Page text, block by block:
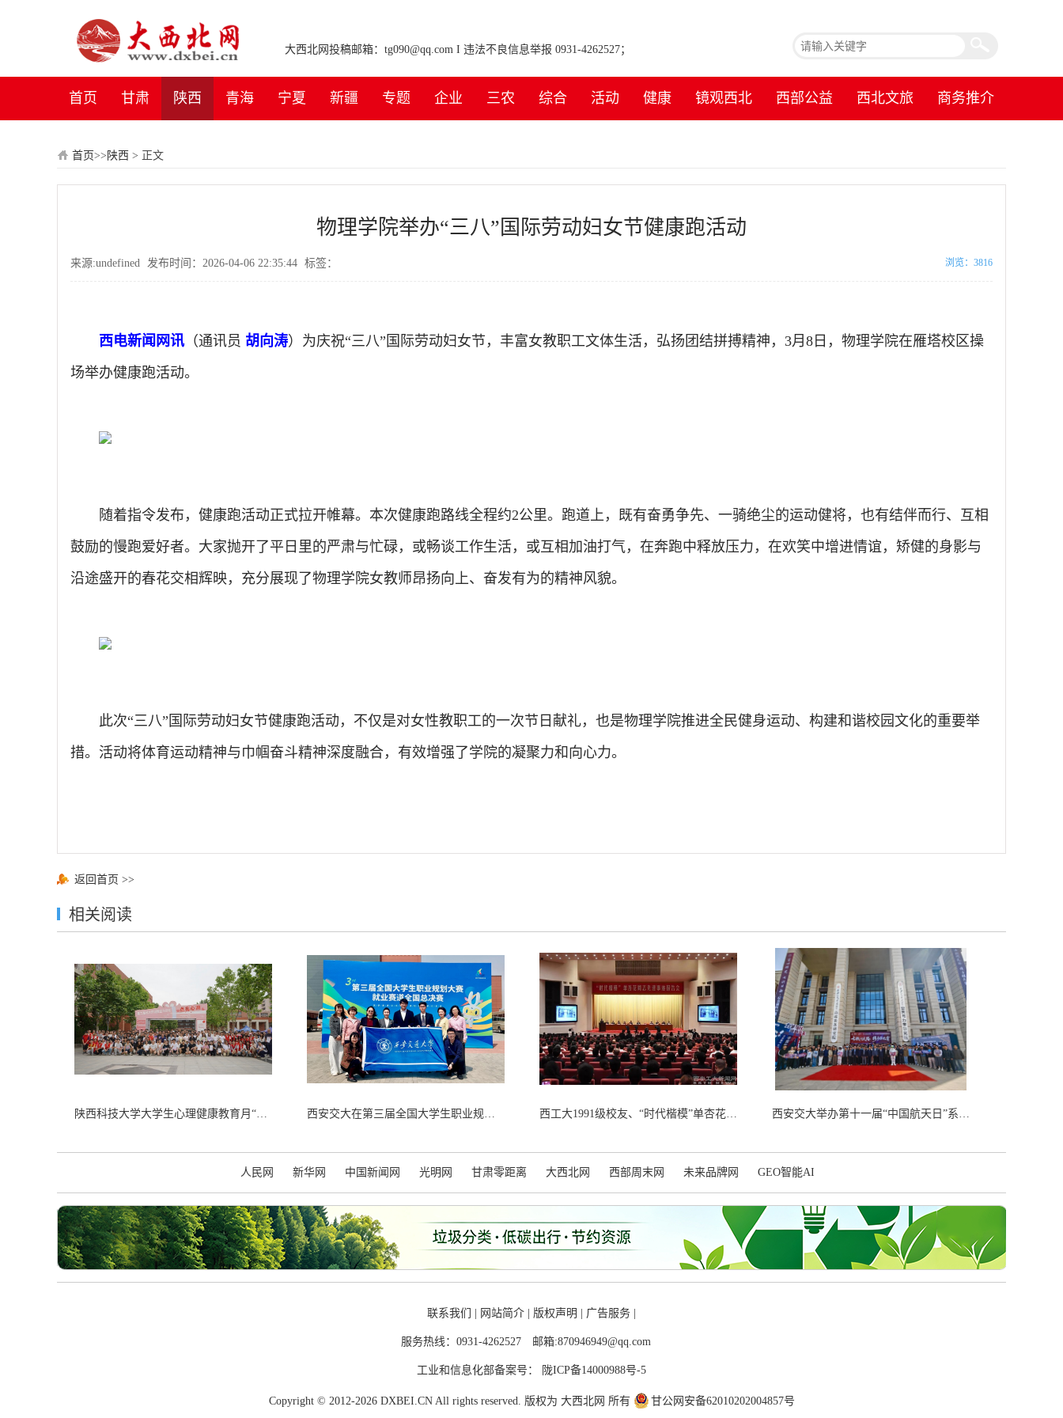
大西北网投稿邮箱：tg090@qq.com I 违法不良信息举报 0931-4262527；
首页 甘肃 陕西 青海 宁夏 新疆 专题 企业 三农 综合 活动 健康 镜观西北 西部公益 西北文旅 商务推介
首页>> 陕西 > 正文
物理学院举办“三八”国际劳动妇女节健康跑活动
来源:undefined 发布时间：2026-04-06 22:35:44 标签： 浏览：3816
西电新闻网讯 （通讯员 胡向涛）为庆祝“三八”国际劳动妇女节，丰富女教职工文体生活，弘扬团结拼搏精神，3月8日，物理学院在雁塔校区操
场举办健康跑活动。
随着指令发布，健康跑活动正式拉开帷幕。本次健康跑路线全程约2公里。跑道上，既有奋勇争先、一骑绝尘的运动健将，也有结伴而行、互相
鼓励的慢跑爱好者。大家抛开了平日里的严肃与忙碌，或畅谈工作生活，或互相加油打气，在奔跑中释放压力，在欢笑中增进情谊，矫健的身影与
沿途盛开的春花交相辉映，充分展现了物理学院女教师昂扬向上、奋发有为的精神风貌。
此次“三八”国际劳动妇女节健康跑活动，不仅是对女性教职工的一次节日献礼，也是物理学院推进全民健身运动、构建和谐校园文化的重要举
措。活动将体育运动精神与巾帼奋斗精神深度融合，有效增强了学院的凝聚力和向心力。
返回首页 >>
相关阅读
陕西科技大学大学生心理健康教育月“点亮心湖”环湖马拉松活动圆满落幕 西安交大在第三届全国大学生职业规划大赛全国总决赛斩获佳绩 西工大1991级校友、“时代楷模”单杏花先进事迹报告会在北京人民大会堂举行 西安交大举办第十一届“中国航天日”系列活动启动仪式
人民网 新华网 中国新闻网 光明网 甘肃零距离 大西北网 西部周末网 未来品牌网 GEO智能AI
联系我们 网站简介 版权声明 广告服务
服务热线：0931-4262527 邮箱:870946949@qq.com
工业和信息化部备案号： 陇ICP备14000988号-5
Copyright © 2012-2026 DXBEI.CN All rights reserved. 版权为 大西北网 所有 甘公网安备62010202004857号